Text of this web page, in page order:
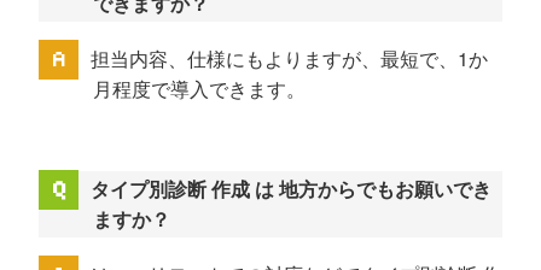
担当内容、仕様にもよりますが、最短で、1か
月程度で導入できます。
タイプ別診断 作成 は 地方からでもお願いでき
ますか？